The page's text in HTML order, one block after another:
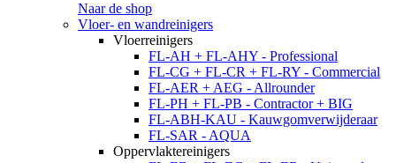
Naar de shop
Vloer- en wandreinigers
Vloerreinigers
FL-AH + FL-AHY - Professional
FL-CG + FL-CR + FL-RY - Commercial
FL-AER + AEG - Allrounder
FL-PH + FL-PB - Contractor + BIG
FL-ABH-KAU - Kauwgomverwijderaar
FL-SAR - AQUA
Oppervlaktereinigers